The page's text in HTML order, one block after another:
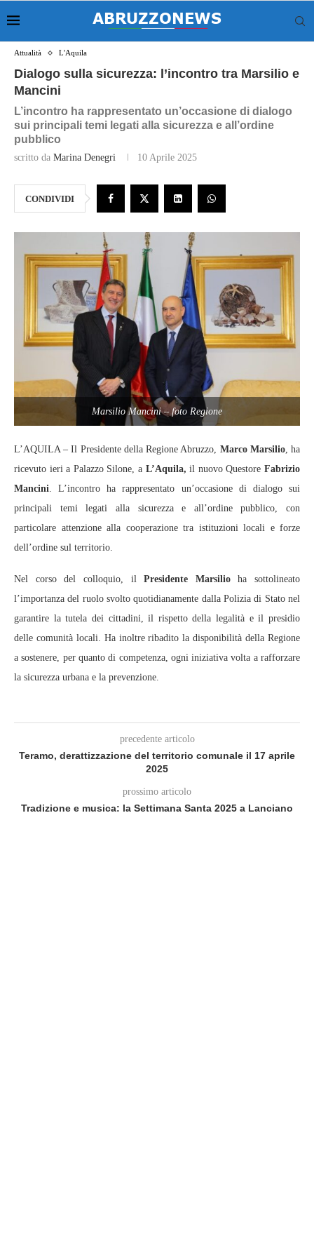
Attualità L'Aquila
Dialogo sulla sicurezza: l’incontro tra Marsilio e
Mancini
L’incontro ha rappresentato un’occasione di dialogo
sui principali temi legati alla sicurezza e all’ordine
pubblico
scritto da Marina Denegri 10 Aprile 2025
CONDIVIDI
Marsilio Mancini – foto Regione
L’AQUILA – Il Presidente della Regione Abruzzo, Marco Marsilio, ha
ricevuto ieri a Palazzo Silone, a L’Aquila, il nuovo QuestoreFabrizio
Mancini. L’incontro ha rappresentato un’occasione di dialogo sui
principali temi legati alla sicurezza e all’ordine pubblico, con
particolare attenzione alla cooperazione tra istituzioni locali e forze
dell’ordine sul territorio.
Nel corso del colloquio, ilPresidente Marsilioha sottolineato
l’importanza del ruolo svolto quotidianamente dalla Polizia di Stato nel
garantire la tutela dei cittadini, il rispetto della legalità e il presidio
delle comunità locali. Ha inoltre ribadito la disponibilità della Regione
a sostenere, per quanto di competenza, ogni iniziativa volta a rafforzare
la sicurezza urbana e la prevenzione.
precedente articolo
Teramo, derattizzazione del territorio comunale il 17 aprile
2025
prossimo articolo
Tradizione e musica: la Settimana Santa 2025 a Lanciano